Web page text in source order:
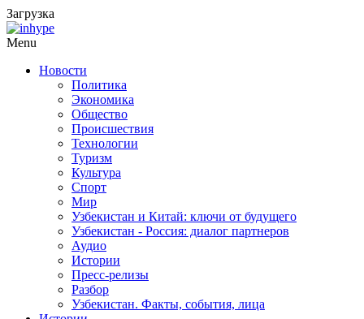
Загрузка
Menu
Новости
Политика
Экономика
Общество
Происшествия
Технологии
Туризм
Культура
Спорт
Мир
Узбекистан и Китай: ключи от будущего
Узбекистан - Россия: диалог партнеров
Аудио
Истории
Пресс-релизы
Разбор
Узбекистан. Факты, события, лица